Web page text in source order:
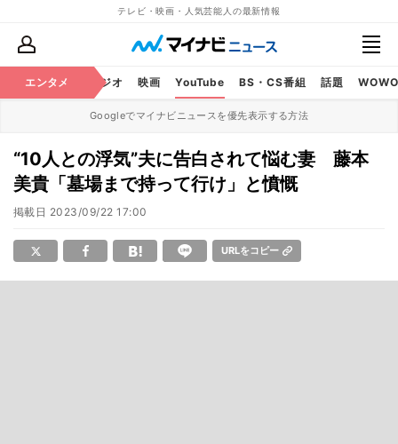
テレビ・映画・人気芸能人の最新情報
エンタメ
テレビ ラジオ 映画 YouTube BS・CS番組 話題
Googleでマイナビニュースを優先表示する方法
“10人との浮気”夫に告白されて悩む妻 藤本
美貴「墓場まで持って行け」と憤慨
掲載日 2023/09/22 17:00
URLをコピー